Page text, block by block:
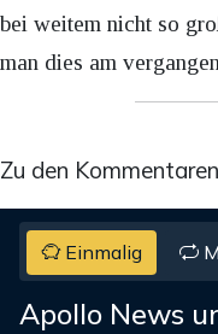
bei weitem nicht so
man dies am
Zu den
Einmalig
Apollo News